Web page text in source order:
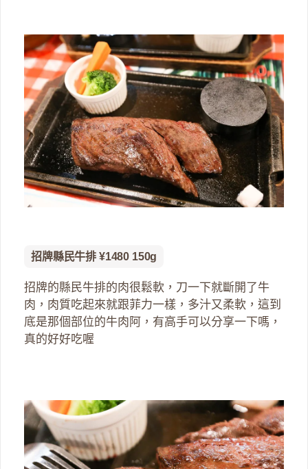
招牌縣民牛排 ¥1480 150g
招牌的縣民牛排的肉很鬆軟，刀一下就斷開了牛
肉，肉質吃起來就跟菲力一樣，多汁又柔軟，這到
底是那個部位的牛肉阿，有高手可以分享一下嗎，
真的好好吃喔